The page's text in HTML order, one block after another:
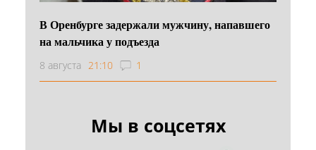
В Оренбурге задержали мужчину, напавшего
на мальчика у подъезда
8 августа 21:10 1
Мы в соцсетях